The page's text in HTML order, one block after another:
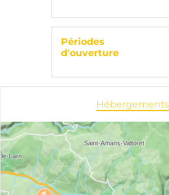
Périodes
d'ouverture
Hébergements